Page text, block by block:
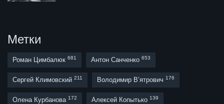
Метки
Роман Цимбалюк 681 Антон Санченко 653
Сергей Климовский 211 Володимир В’ятрович 176
Олена Курбанова 172 Алексей Копытько 139